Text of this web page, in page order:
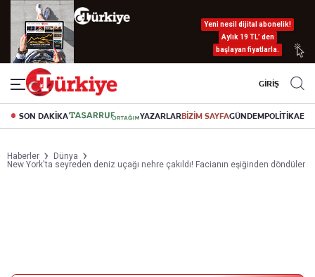
Yeni nesil dijital abonelik!
Aylık 19 TL’ den
başlayan fiyatlarla.
GİRİŞ
SON DAKİKA YAZARLARBİZİM SAYFAGÜNDEMPOLİTİKA
Haberler
Dünya
New York'ta seyreden deniz uçağı nehre çakıldı! Facianın eşiğinden döndüler